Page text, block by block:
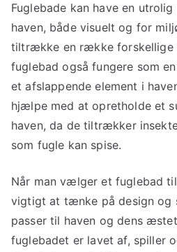
Fuglebade kan have en
haven, både visuelt og for
tiltrække en række forskellige
fuglebad også fungere som
et afslappende element i
hjælpe med at opretholde et
haven, da de tiltrækker
som fugle kan spise.
Når man vælger et fuglebad
vigtigt at tænke på design og
passer til haven og dens
fuglebadet er lavet af, spiller